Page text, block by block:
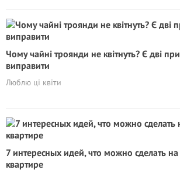
Чому чайні троянди не квітнуть? Є дві
виправити
Люблю ці квіти
7 интересных идей, что можно сделать
квартире